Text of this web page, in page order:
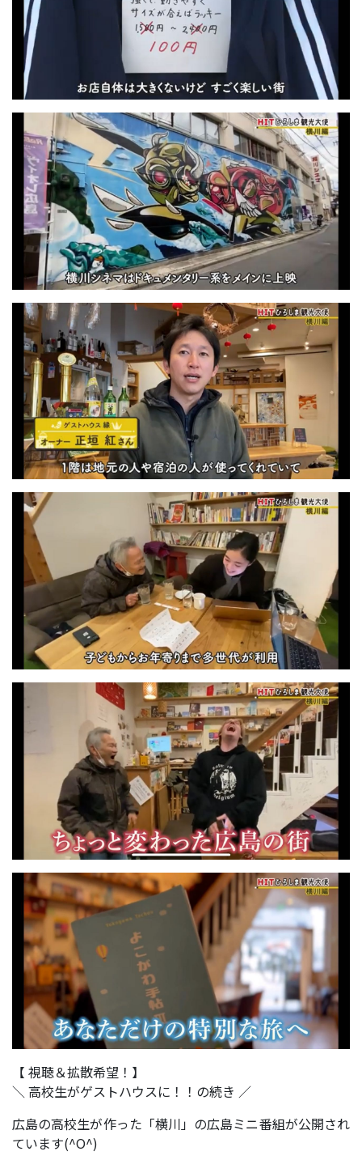
【 視聴＆拡散希望！】
＼ 高校生がゲストハウスに！！の続き ／
広島の高校生が作った「横川」の広島ミニ番組が公開され
ています(^O^)